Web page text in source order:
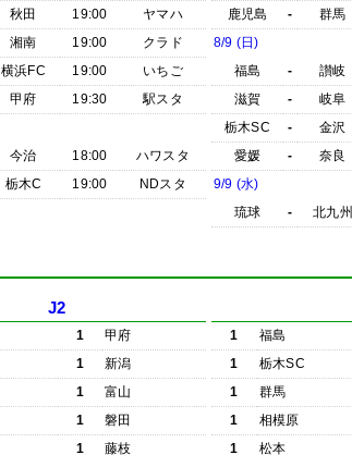
秋田 19:00
ヤマハ
湘南 19:00
クラド
横浜FC 19:00
いちご
甲府 19:30
駅スタ
今治 18:00
ハワスタ
栃木C 19:00 NDスタ
鹿児島
- 群馬
8/9 (日)
福島
- 讃岐
滋賀
- 岐阜
栃木SC
- 金沢
愛媛
- 奈良
9/9 (水)
琉球
- 北九州
J2
1
甲府
1
新潟
1
富山
1
磐田
1
藤枝
1 福島
1
栃木SC
1
群馬
1
相模原
1
松本